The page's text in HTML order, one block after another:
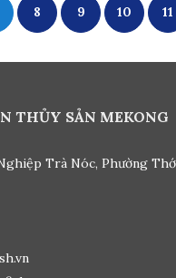
8 9 10 11
THỦY SẢN MEKONG
Trà Nóc, Phường